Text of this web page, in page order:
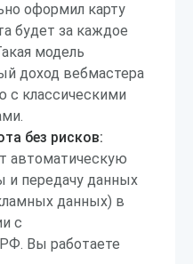
оформил карту
будет за каждое
модель
доход вебмастера
с классическими
без рисков:
автоматическую
и передачу данных
данных) в
с
Вы работаете